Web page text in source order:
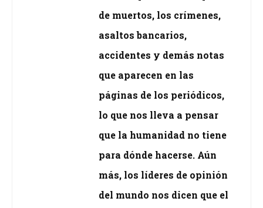
de muertos, los crímenes,
asaltos bancarios,
accidentes y demás notas
que aparecen en las
páginas de los periódicos,
lo que nos lleva a pensar
que la humanidad no tiene
para dónde hacerse. Aún
más, los líderes de opinión
del mundo nos dicen que el